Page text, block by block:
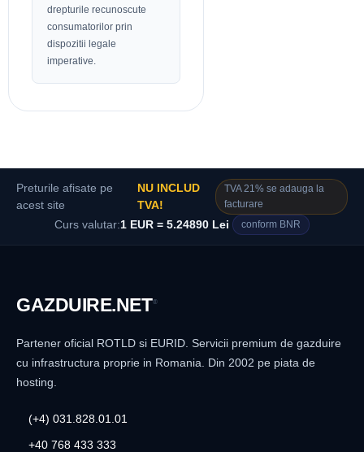
drepturile recunoscute
consumatorilor prin
dispozitii legale
imperative.
Preturile afisate pe
acest site
NU INCLUD
TVA!
TVA 21% se adauga la
facturare
Curs valutar:1 EUR = 5.24890 Lei conform BNR
GAZDUIRE.NET®
Partener oficial ROTLD si EURID. Servicii premium de gazduire
cu infrastructura proprie in Romania. Din 2002 pe piata de
hosting.
(+4) 031.828.01.01
+40 768 433 333